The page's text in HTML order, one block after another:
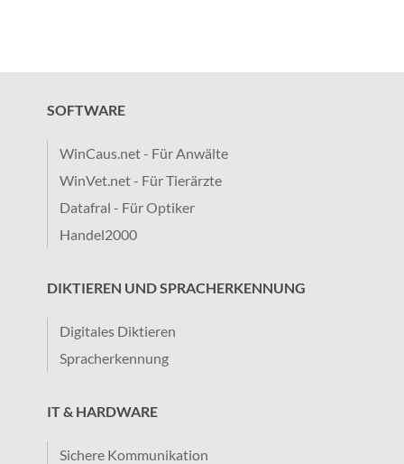
SOFTWARE
WinCaus.net - Für Anwälte
WinVet.net - Für Tierärzte
Datafral - Für Optiker
Handel2000
DIKTIEREN UND SPRACHERKENNUNG
Digitales Diktieren
Spracherkennung
IT & HARDWARE
Sichere Kommunikation